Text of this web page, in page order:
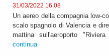
31/03/2022 16:08
Un aereo della compagnia low-
scalo spagnolo di Valencia e
mattina sull'aeroporto
continua